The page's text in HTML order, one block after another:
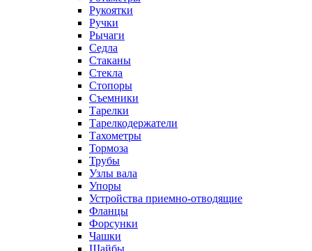
Рукоятки
Ручки
Рычаги
Седла
Стаканы
Стекла
Стопоры
Съемники
Тарелки
Тарелкодержатели
Тахометры
Тормоза
Трубы
Узлы вала
Упоры
Устройства приемно-отводящие
Фланцы
Форсунки
Чашки
Шайбы